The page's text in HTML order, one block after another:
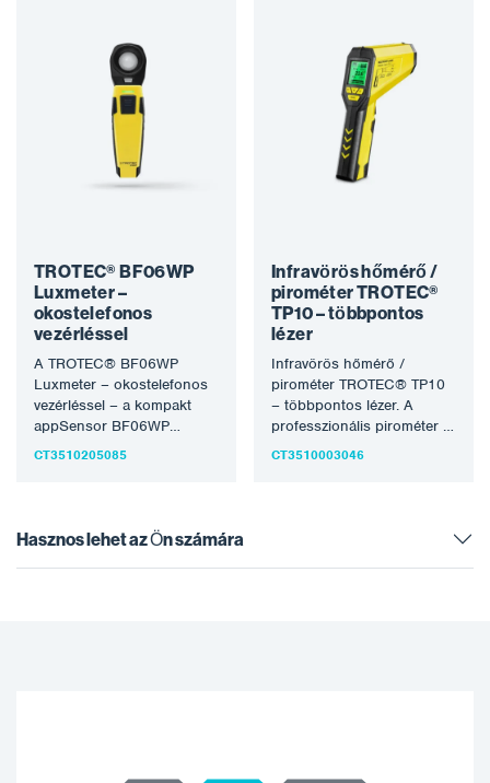
TROTEC® BF06WP
Luxmeter –
okostelefonos
vezérléssel
A TROTEC® BF06WP
Luxmeter – okostelefonos
vezérléssel – a kompakt
appSensor BF06WP
segítségével értékeli a
CT3510205085
Infravörös hőmérő /
pirométer TROTEC®
TP10 – többpontos
lézer
Infravörös hőmérő /
pirométer TROTEC® TP10
– többpontos lézer. A
professzionális pirométer a
minőségi pirométerek
CT3510003046
Hasznos lehet az Ön számára